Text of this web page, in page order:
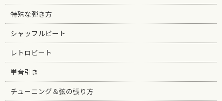
特殊な弾き方
シャッフルビート
レトロビート
単音引き
チューニング＆弦の張り方